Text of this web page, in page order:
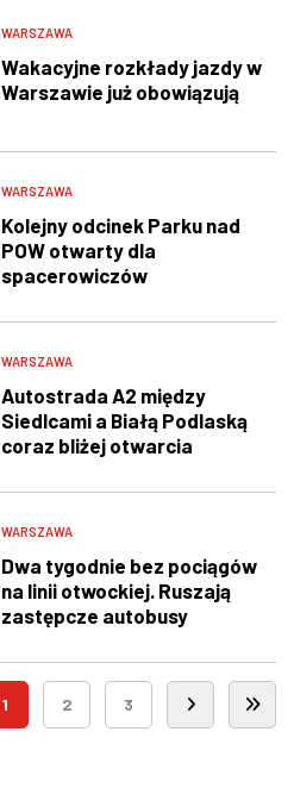
WARSZAWA
Wakacyjne rozkłady jazdy w
Warszawie już obowiązują
WARSZAWA
Kolejny odcinek Parku nad
POW otwarty dla
spacerowiczów
WARSZAWA
Autostrada A2 między
Siedlcami a Białą Podlaską
coraz bliżej otwarcia
WARSZAWA
Dwa tygodnie bez pociągów
na linii otwockiej. Ruszają
zastępcze autobusy
1 2 3